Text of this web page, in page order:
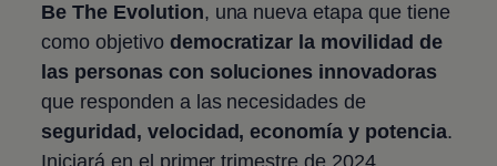
Be The Evolution, una nueva etapa que tiene
como objetivo democratizar la movilidad de
las personas con soluciones innovadoras
que responden a las necesidades de
seguridad, velocidad, economía y potencia.